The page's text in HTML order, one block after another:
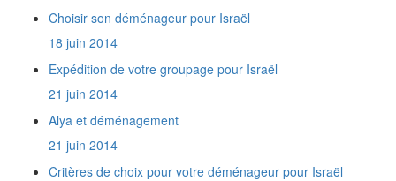
Est-on obligé d'assurer son déménagement
Isradem est elle agréée par l'Agence Juive
comme entreprise de déménagement ?
Quel est votre prix au mètre cube de Paris à
Raanana ?
Quels sont mes droits en tant que nouvel
immigrant ?
Nous faisons notre Alyah et sommes
amateurs de Télé. Nous voulons importer en
Choisir son déménageur pour Israël
18 juin 2014
Expédition de votre groupage pour Israël
21 juin 2014
Alya et déménagement
21 juin 2014
Critères de choix pour votre déménageur pour Israël